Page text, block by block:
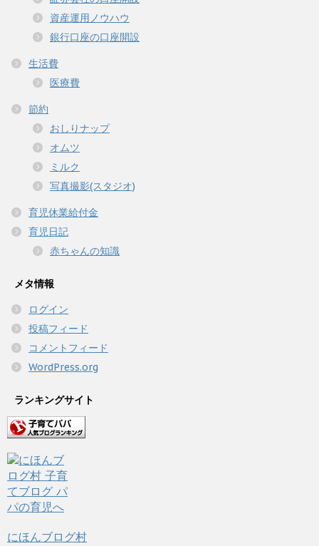
資産運用ノウハウ
銀行口座の口座開設
生活費
医療費
節約
おしりナップ
オムツ
ミルク
写真撮影(スタジオ)
育児休業給付金
育児日記
赤ちゃんの知識
メタ情報
ログイン
投稿フィード
コメントフィード
WordPress.org
ランキングサイト
にほんブログ村